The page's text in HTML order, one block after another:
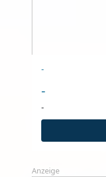
-
-
-
Anzeige